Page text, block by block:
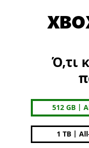
Ό,τι
512 GB |
1 TB |